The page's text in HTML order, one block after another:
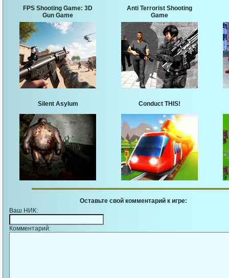
FPS Shooting Game: 3D
Gun Game
Anti Terrorist Shooting
Game
Silent Asylum Conduct THIS!
Оставьте свой комментарий к игре:
Ваш НИК:
Комментарий: